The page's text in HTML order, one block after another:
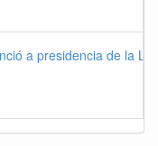
a presidencia de la